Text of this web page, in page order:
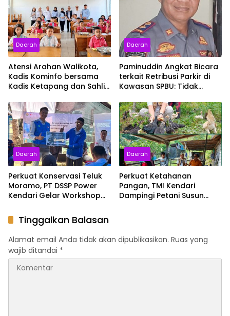
Daerah
Atensi Arahan Walikota,
Kadis Kominfo bersama
Kadis Ketapang dan Sahli
Langsung Program MBG di
Sekolah: Pastikan Berjalan
Optimal
Daerah
Paminuddin Angkat Bicara
terkait Retribusi Parkir di
Kawasan SPBU: Tidak
Antri Solar
Daerah
Perkuat Konservasi Teluk
Moramo, PT DSSP Power
Kendari Gelar Workshop
Konservasi dan Perikanan
Berkelanjutan di Desa
Ranooha Raya
Daerah
Perkuat Ketahanan
Pangan, TMI Kendari
Dampingi Petani Susun
Tinggalkan Balasan
Alamat email Anda tidak akan dipublikasikan. Ruas yang
wajib ditandai *